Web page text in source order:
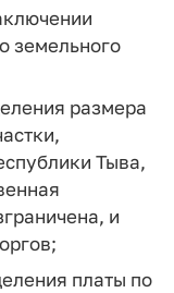
земельного
размера
Тыва,
и
платы по